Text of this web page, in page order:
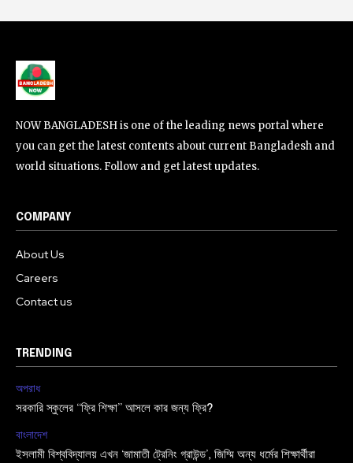
NOW BANGLADESH is one of the leading news portal where
you can get the latest contents about current Bangladesh and
world situations. Follow and get latest updates.
COMPANY
About Us
Careers
Contact us
TRENDING
অপরাধ
সরকারি স্কুলের “ফ্রি শিক্ষা” আসলে কার জন্য ফ্রি?
বাংলাদেশ
ইসলামী বিশ্ববিদ্যালয় এখন ‘জামাতী ট্রেনিং গ্রাউন্ড’, জিম্মি অন্য ধর্মের শিক্ষার্থীরা